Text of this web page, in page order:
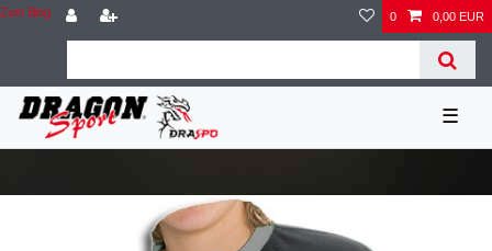
Zum Blog 0 0,00 EUR
☰